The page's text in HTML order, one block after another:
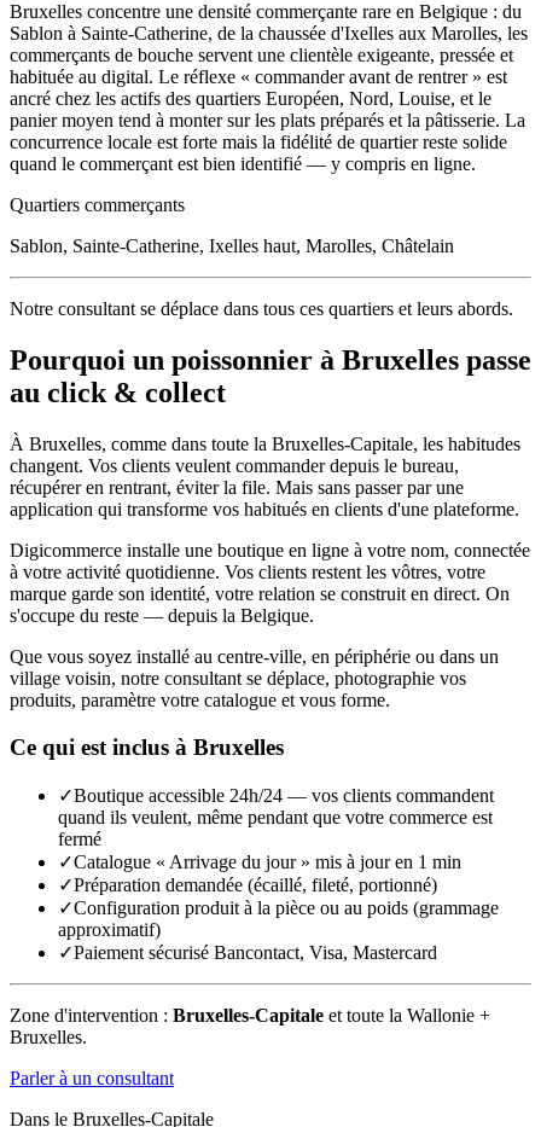
Bruxelles concentre une densité commerçante rare en Belgique : du
Sablon à Sainte-Catherine, de la chaussée d'Ixelles aux Marolles, les
commerçants de bouche servent une clientèle exigeante, pressée et
habituée au digital. Le réflexe « commander avant de rentrer » est
ancré chez les actifs des quartiers Européen, Nord, Louise, et le
panier moyen tend à monter sur les plats préparés et la pâtisserie. La
concurrence locale est forte mais la fidélité de quartier reste solide
quand le commerçant est bien identifié — y compris en ligne.
Quartiers commerçants
Sablon, Sainte-Catherine, Ixelles haut, Marolles, Châtelain
Notre consultant se déplace dans tous ces quartiers et leurs abords.
Pourquoi un poissonnier à Bruxelles passe
au click & collect
À Bruxelles, comme dans toute la Bruxelles-Capitale, les habitudes
changent. Vos clients veulent commander depuis le bureau,
récupérer en rentrant, éviter la file. Mais sans passer par une
application qui transforme vos habitués en clients d'une plateforme.
Digicommerce installe une boutique en ligne à votre nom, connectée
à votre activité quotidienne. Vos clients restent les vôtres, votre
marque garde son identité, votre relation se construit en direct. On
s'occupe du reste — depuis la Belgique.
Que vous soyez installé au centre-ville, en périphérie ou dans un
village voisin, notre consultant se déplace, photographie vos
produits, paramètre votre catalogue et vous forme.
Ce qui est inclus à Bruxelles
✓Boutique accessible 24h/24 — vos clients commandent
quand ils veulent, même pendant que votre commerce est
fermé
✓Catalogue « Arrivage du jour » mis à jour en 1 min
✓Préparation demandée (écaillé, fileté, portionné)
✓Configuration produit à la pièce ou au poids (grammage
approximatif)
✓Paiement sécurisé Bancontact, Visa, Mastercard
Zone d'intervention : Bruxelles-Capitale et toute la Wallonie +
Bruxelles.
Parler à un consultant
Dans le Bruxelles-Capitale